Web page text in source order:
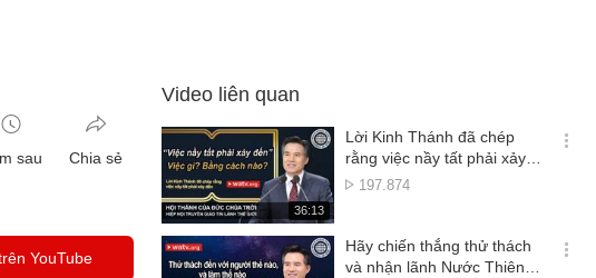
sau Chia sẻ
YouTube
Video liên quan
재
생
시
간
36:13
Lời Kinh Thánh đã chép
rằng việc nầy tất phải xảy
đếnLượt
197.874
옵
Hãy chiến thắng thử thách
và nhận lãnh Nước Thiên
옵